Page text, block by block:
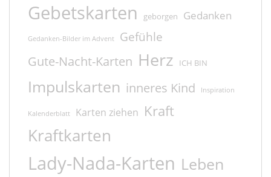
Gebetskarten geborgen Gedanken
Gedanken-Bilder im Advent Gefühle
Gute-Nacht-Karten Herz ICH BIN
Impulskarten inneres Kind Inspiration
Kalenderblatt Karten ziehen Kraft
Kraftkarten
Lady-Nada-Karten Leben